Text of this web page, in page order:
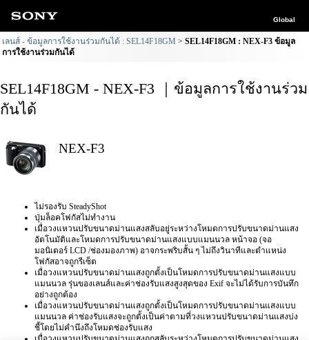
Global
เลนส์ - ข้อมูลการใช้งานร่วมกันได้ : SEL14F18GM
SEL14F18GM : NEX-F3 ข้อมูล
การใช้งานร่วมกันได้
SEL14F18GM - NEX-F3 ｜ข้อมูลการใช้งานร่วม
กันได้
NEX-F3
ไม่รองรับ SteadyShot
ปุ่มล็อคโฟกัสไม่ทำงาน
เมื่อวงแหวนปรับขนาดม่านแสงสลับอยู่ระหว่างโหมดการปรับขนาดม่านแสง
อัตโนมัติและโหมดการปรับขนาดม่านแสงแบบแมนนวล หน้าจอ (จอ
มอนิเตอร์ LCD /ช่องมองภาพ) อาจกระพริบสั้น ๆ ไม่ถึงวินาทีและตำแหน่ง
โฟกัสอาจถูกรีเซ็ต
เมื่อวงแหวนปรับขนาดม่านแสงถูกตั้งเป็นโหมดการปรับขนาดม่านแสงแบบ
แมนนวล รุ่นของเลนส์และค่าช่องรับแสงสูงสุดของ Exif จะไม่ได้รับการบันทึก
อย่างถูกต้อง
เมื่อวงแหวนปรับขนาดม่านแสงถูกตั้งเป็นโหมดการปรับขนาดม่านแสงแบบ
แมนนวล ค่าช่องรับแสงจะถูกตั้งเป็นค่าตามที่วงแหวนปรับขนาดม่านแสงบ่ง
ชี้โดยไม่คำนึงถึงโหมดช่องรับแสง